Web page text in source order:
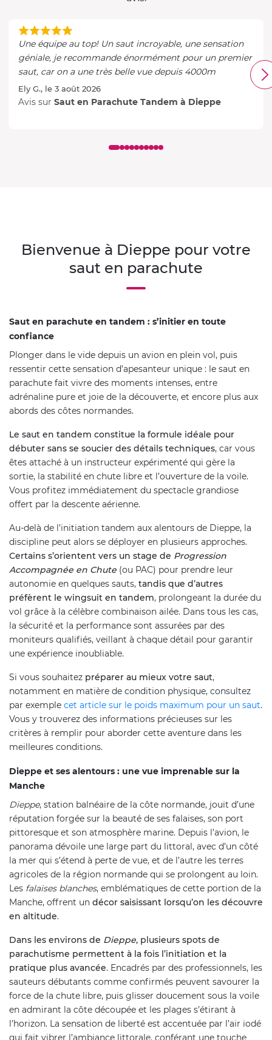
Une équipe au top! Un saut incroyable, une sensation
géniale, je recommande énormément pour un premier
saut, car on a une très belle vue depuis 4000m
Ely G., le 3 août 2026
Avis sur Saut en Parachute Tandem à Dieppe
Bienvenue à Dieppe pour votre
saut en parachute
Saut en parachute en tandem : s’initier en toute
confiance
Plonger dans le vide depuis un avion en plein vol, puis
ressentir cette sensation d’apesanteur unique : le saut en
parachute fait vivre des moments intenses, entre
adrénaline pure et joie de la découverte, et encore plus aux
abords des côtes normandes.
Le saut en tandem constitue la formule idéale pour
débuter sans se soucier des détails techniques, car vous
êtes attaché à un instructeur expérimenté qui gère la
sortie, la stabilité en chute libre et l’ouverture de la voile.
Vous profitez immédiatement du spectacle grandiose
offert par la descente aérienne.
Au-delà de l’initiation tandem aux alentours de Dieppe, la
discipline peut alors se déployer en plusieurs approches.
Certains s’orientent vers un stage de Progression
Accompagnée en Chute (ou PAC) pour prendre leur
autonomie en quelques sauts, tandis que d’autres
préfèrent le wingsuit en tandem, prolongeant la durée du
vol grâce à la célèbre combinaison ailée. Dans tous les cas,
la sécurité et la performance sont assurées par des
moniteurs qualifiés, veillant à chaque détail pour garantir
une expérience inoubliable.
Si vous souhaitez préparer au mieux votre saut,
notamment en matière de condition physique, consultez
par exemple cet article sur le poids maximum pour un saut.
Vous y trouverez des informations précieuses sur les
critères à remplir pour aborder cette aventure dans les
meilleures conditions.
Dieppe et ses alentours : une vue imprenable sur la
Manche
Dieppe, station balnéaire de la côte normande, jouit d’une
réputation forgée sur la beauté de ses falaises, son port
pittoresque et son atmosphère marine. Depuis l’avion, le
panorama dévoile une large part du littoral, avec d’un côté
la mer qui s’étend à perte de vue, et de l’autre les terres
agricoles de la région normande qui se prolongent au loin.
Les falaises blanches, emblématiques de cette portion de la
Manche, offrent un décor saisissant lorsqu’on les découvre
en altitude.
Dans les environs de Dieppe, plusieurs spots de
parachutisme permettent à la fois l’initiation et la
pratique plus avancée. Encadrés par des professionnels, les
sauteurs débutants comme confirmés peuvent savourer la
force de la chute libre, puis glisser doucement sous la voile
en admirant la côte découpée et les plages s’étirant à
l’horizon. La sensation de liberté est accentuée par l’air iodé
qui fait vibrer l’ambiance littorale, conférant une touche